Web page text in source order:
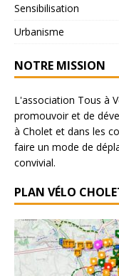
Sensibilisation
Urbanisme
NOTRE MISSION
L'association Tous à
promouvoir et de
à Cholet et dans les
faire un mode de
convivial.
PLAN VÉLO